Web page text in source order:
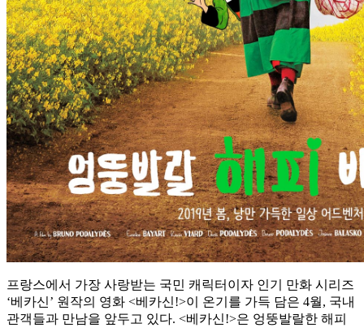
프랑스에서 가장 사랑받는 국민 캐릭터이자 인기 만화 시리즈
‘베카신’ 원작의 영화 <베카신!>이 온기를 가득 담은 4월, 국내
관객들과 만남을 앞두고 있다. <베카신!>은 엉뚱발랄한 해피